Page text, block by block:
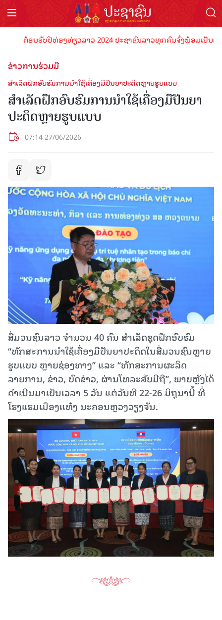
ຕ້ອນຮັບປີທ່ອງທ່ຽວລາວ 2024 ປະຊາຊົນລາວທຸກຄົນຈົ່ງພ້ອມເປັນເຈົ້
ຂ່າວການຮ່ວມມື
ສໍາເລັດຝຶກອົບຮົມການນໍາໃຊ້ເຄື່ອງມືປັນຍາປະດິດຫຼາຍຮູບແບບ
ສໍາເລັດຝຶກອົບຮົມການນໍາໃຊ້ເຄື່ອງມືປັນຍາ
ປະດິດຫຼາຍຮູບແບບ
07:14 27/06/2026
ສື່ມວນຊົນລາວ ຈໍານວນ 40 ຄົນ ສໍາເລັດຊຸດຝຶກອົບຮົມ
“ທັກສະການນໍາໃຊ້ເຄື່ອງມືປັນຍາປະດິດໃນສື່ມວນຊົນຫຼາຍ
ຮູບແບບ ຫຼາຍຊ່ອງທາງ” ແລະ “ທັກສະການຜະລິດ
ລາຍການ, ຂ່າວ, ບົດຂ່າວ, ຜ່ານໂທລະສັບມືຖື”, ພາຍຫຼັງໄດ້
ດໍາເນີນມາເປັນເວລາ 5 ວັນ ແຕ່ວັນທີ 22-26 ມິຖຸນານີ້ ທີ່
ໂຮງແຮມເມືອງແທ໋ງ ນະຄອນຫຼວງວຽງຈັນ.